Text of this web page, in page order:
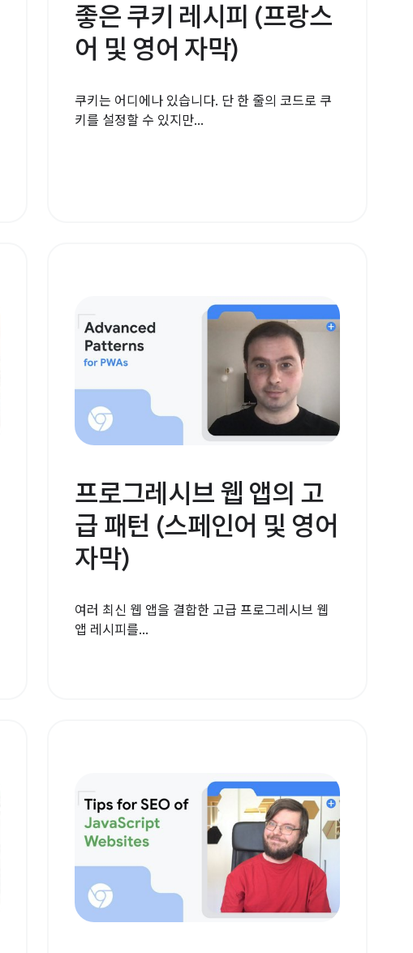
좋은 쿠키 레시피 (프랑스
어 및 영어 자막)
쿠키는 어디에나 있습니다. 단 한 줄의 코드로 쿠
키를 설정할 수 있지만...
프로그레시브 웹 앱의 고
급 패턴 (스페인어 및 영어
자막)
여러 최신 웹 앱을 결합한 고급 프로그레시브 웹
앱 레시피를...